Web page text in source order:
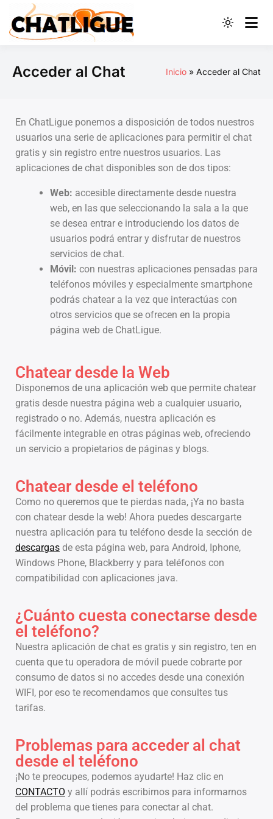
ChatLigue –
haz amigos
Acceder al Chat Inicio Acceder al Chat
En ChatLigue ponemos a disposición de todos nuestros
usuarios una serie de aplicaciones para permitir el chat
gratis y sin registro entre nuestros usuarios. Las
aplicaciones de chat disponibles son de dos tipos:
Web: accesible directamente desde nuestra
web, en las que seleccionando la sala a la que
se desea entrar e introduciendo los datos de
usuarios podrá entrar y disfrutar de nuestros
servicios de chat.
Móvil: con nuestras aplicaciones pensadas para
teléfonos móviles y especialmente smartphone
podrás chatear a la vez que interactúas con
otros servicios que se ofrecen en la propia
página web de ChatLigue.
Chatear desde la Web
Disponemos de una aplicación web que permite chatear
gratis desde nuestra página web a cualquier usuario,
registrado o no. Además, nuestra aplicación es
fácilmente integrable en otras páginas web, ofreciendo
un servicio a propietarios de páginas y blogs.
Chatear desde el teléfono
Como no queremos que te pierdas nada, ¡Ya no basta
con chatear desde la web! Ahora puedes descargarte
nuestra aplicación para tu teléfono desde la sección de
descargas de esta página web, para Android, Iphone,
Windows Phone, Blackberry y para teléfonos con
compatibilidad con aplicaciones java.
¿Cuánto cuesta conectarse desde
el teléfono?
Nuestra aplicación de chat es gratis y sin registro, ten en
cuenta que tu operadora de móvil puede cobrarte por
consumo de datos si no accedes desde una conexión
WIFI, por eso te recomendamos que consultes tus
tarifas.
Problemas para acceder al chat
desde el teléfono
¡No te preocupes, podemos ayudarte! Haz clic en
CONTACTO y allí podrás escribirnos para informarnos
del problema que tienes para conectar al chat.